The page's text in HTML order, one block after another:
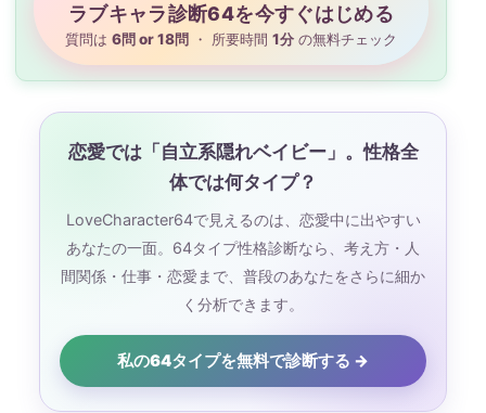
ラブキャラ診断64を今すぐはじめる
質問は 6問 or 18問 ・ 所要時間 1分 の無料チェック
恋愛では「自立系隠れベイビー」。性格全
体では何タイプ？
LoveCharacter64で見えるのは、恋愛中に出やすい
あなたの一面。64タイプ性格診断なら、考え方・人
間関係・仕事・恋愛まで、普段のあなたをさらに細か
く分析できます。
私の64タイプを無料で診断する →